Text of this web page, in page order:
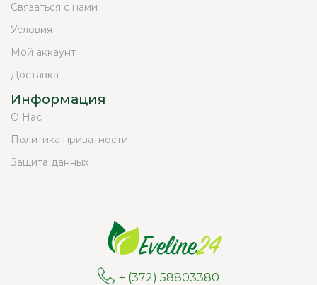
Связаться с нами
Условия
Мой аккаунт
Доставка
Информация
О Нас
Политика приватности
Защита данных
+ (372) 58803380